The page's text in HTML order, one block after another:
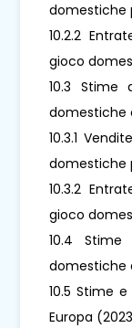
domestiche
10.2.2
gioco
10.3
domestiche
10.3.1
domestiche
10.3.2
gioco
10.4
domestiche
10.5 Stime
Europa